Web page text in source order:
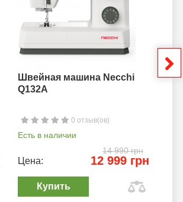
Швейная машина Necchi
Q132A
0 отзыв(ов)
Есть в наличии
14 990 грн
Цена: 12 999 грн
Купить